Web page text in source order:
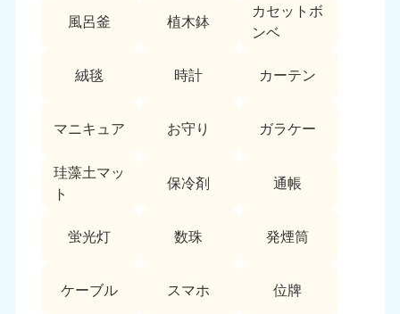
風呂釜 植木鉢
カセットボ
ンベ
絨毯 時計 カーテン
マニキュア お守り ガラケー
珪藻土マッ
ト
保冷剤 通帳
蛍光灯 数珠 発煙筒
ケーブル スマホ 位牌
愛媛県
9:00〜19:00 年中無休
高知県
050-1880-9897
福岡県
9:00〜19:00 年中無休
佐賀県
9:00〜19:00 年中無休
050-1880-9891 050-1880-9889
大分県 宮崎県